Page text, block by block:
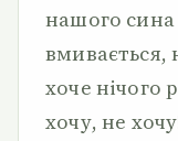
нашого сина
вмивається,
хоче нічого
хочу, не